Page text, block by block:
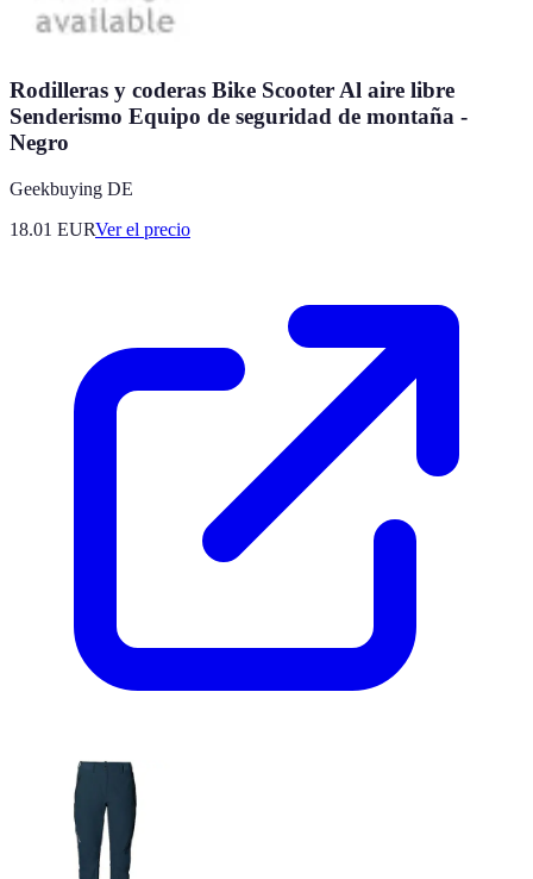
Rodilleras y coderas Bike Scooter Al aire libre
Senderismo Equipo de seguridad de montaña -
Negro
Geekbuying DE
18.01 EURVer el precio